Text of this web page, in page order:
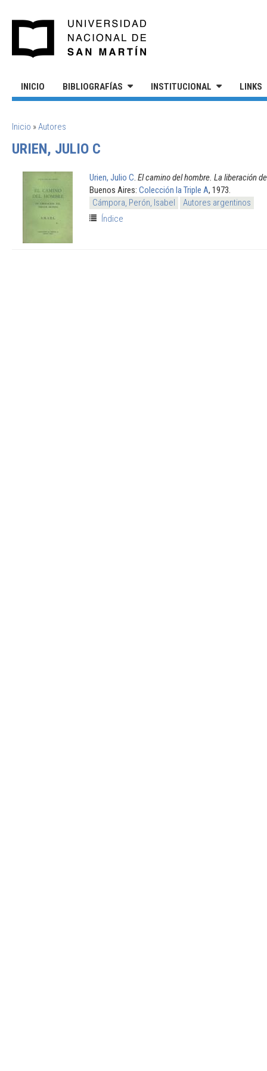
INICIO BIBLIOGRAFÍAS INSTITUCIONAL LINKS
SE ENCUENTRA USTED AQUÍ
Inicio »Autores
URIEN, JULIO C
Urien, Julio C El camino del hombre. La liberación
Buenos Aires: Colección la Triple A, 1973.
Cámpora, Perón, Isabel
Autores argentinos
Índice